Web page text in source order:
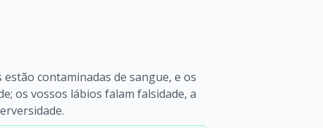
estão contaminadas de sangue, e os
os vossos lábios falam falsidade, a